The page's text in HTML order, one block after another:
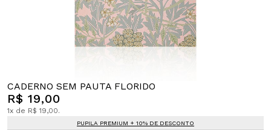
CADERNO SEM PAUTA FLORIDO
R$ 19,00
1x de R$ 19,00.
PUPILA PREMIUM + 10% DE DESCONTO